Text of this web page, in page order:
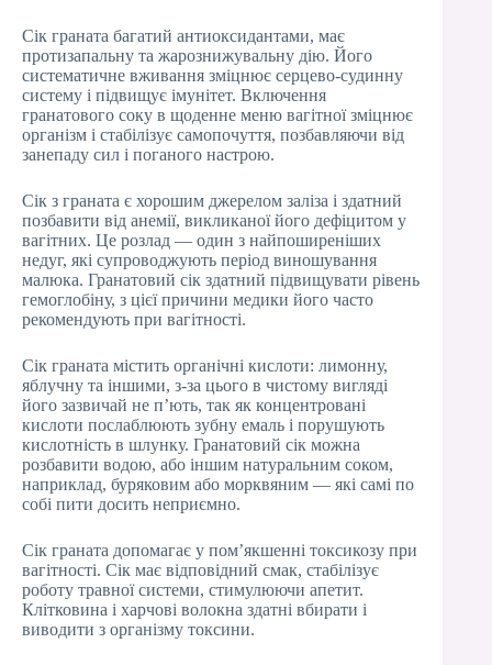
Сік граната багатий антиоксидантами, має
протизапальну та жарознижувальну дію. Його
систематичне вживання зміцнює серцево-судинну
систему і підвищує імунітет. Включення
гранатового соку в щоденне меню вагітної зміцнює
організм і стабілізує самопочуття, позбавляючи від
занепаду сил і поганого настрою.
Сік з граната є хорошим джерелом заліза і здатний
позбавити від анемії, викликаної його дефіцитом у
вагітних. Це розлад — один з найпоширеніших
недуг, які супроводжують період виношування
малюка. Гранатовий сік здатний підвищувати рівень
гемоглобіну, з цієї причини медики його часто
рекомендують при вагітності.
Сік граната містить органічні кислоти: лимонну,
яблучну та іншими, з-за цього в чистому вигляді
його зазвичай не п’ють, так як концентровані
кислоти послаблюють зубну емаль і порушують
кислотність в шлунку. Гранатовий сік можна
розбавити водою, або іншим натуральним соком,
наприклад, буряковим або морквяним — які самі по
собі пити досить неприємно.
Сік граната допомагає у пом’якшенні токсикозу при
вагітності. Сік має відповідний смак, стабілізує
роботу травної системи, стимулюючи апетит.
Клітковина і харчові волокна здатні вбирати і
виводити з організму токсини.